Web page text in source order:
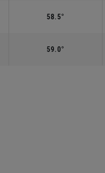
58.5°
59.0°